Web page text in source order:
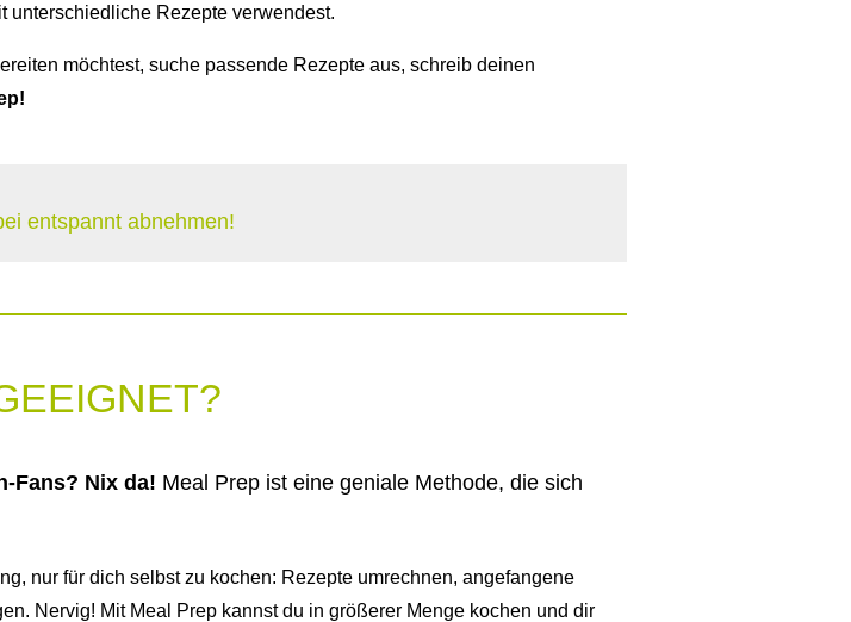
unterschiedliche Rezepte verwendest.
möchtest, suche passende Rezepte aus, schreib deinen
entspannt abnehmen!
Fans? Nix da! Meal Prep ist eine geniale Methode, die sich
nur für dich selbst zu kochen: Rezepte umrechnen, angefangene
Nervig! Mit Meal Prep kannst du in größerer Menge kochen und dir